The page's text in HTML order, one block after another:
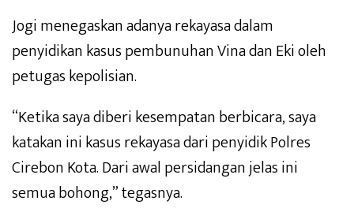
Jogi menegaskan adanya rekayasa dalam
penyidikan kasus pembunuhan Vina dan Eki oleh
petugas kepolisian.
“Ketika saya diberi kesempatan berbicara, saya
katakan ini kasus rekayasa dari penyidik Polres
Cirebon Kota. Dari awal persidangan jelas ini
semua bohong,” tegasnya.